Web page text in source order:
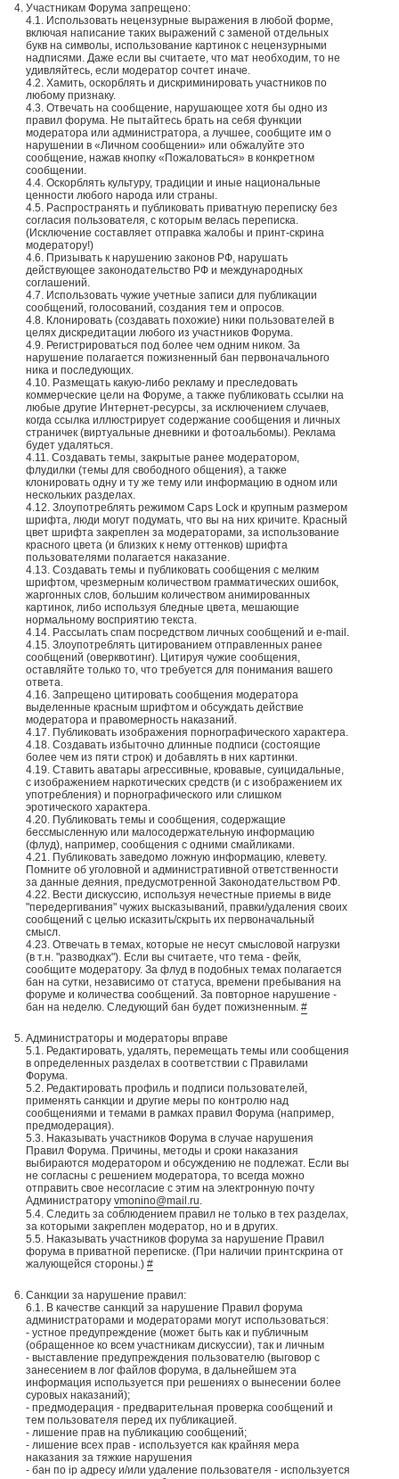
Участникам Форума запрещено:
4.1. Использовать нецензурные выражения в любой форме,
включая написание таких выражений с заменой отдельных
букв на символы, использование картинок с нецензурными
надписями. Даже если вы считаете, что мат необходим, то не
удивляйтесь, если модератор сочтет иначе.
4.2. Хамить, оскорблять и дискриминировать участников по
любому признаку.
4.3. Отвечать на сообщение, нарушающее хотя бы одно из
правил форума. Не пытайтесь брать на себя функции
модератора или администратора, а лучшее, сообщите им о
нарушении в «Личном сообщении» или обжалуйте это
сообщение, нажав кнопку «Пожаловаться» в конкретном
сообщении.
4.4. Оскорблять культуру, традиции и иные национальные
ценности любого народа или страны.
4.5. Распространять и публиковать приватную переписку без
согласия пользователя, с которым велась переписка.
(Исключение составляет отправка жалобы и принт-скрина
модератору!)
4.6. Призывать к нарушению законов РФ, нарушать
действующее законодательство РФ и международных
соглашений.
4.7. Использовать чужие учетные записи для публикации
сообщений, голосований, создания тем и опросов.
4.8. Клонировать (создавать похожие) ники пользователей в
целях дискредитации любого из участников Форума.
4.9. Регистрироваться под более чем одним ником. За
нарушение полагается пожизненный бан первоначального
ника и последующих.
4.10. Размещать какую-либо рекламу и преследовать
коммерческие цели на Форуме, а также публиковать ссылки на
любые другие Интернет-ресурсы, за исключением случаев,
когда ссылка иллюстрирует содержание сообщения и личных
страничек (виртуальные дневники и фотоальбомы). Реклама
будет удаляться.
4.11. Создавать темы, закрытые ранее модератором,
флудилки (темы для свободного общения), а также
клонировать одну и ту же тему или информацию в одном или
нескольких разделах.
4.12. Злоупотреблять режимом Caps Lock и крупным размером
шрифта, люди могут подумать, что вы на них кричите. Красный
цвет шрифта закреплен за модераторами, за использование
красного цвета (и близких к нему оттенков) шрифта
пользователями полагается наказание.
4.13. Создавать темы и публиковать сообщения с мелким
шрифтом, чрезмерным количеством грамматических ошибок,
жаргонных слов, большим количеством анимированных
картинок, либо используя бледные цвета, мешающие
нормальному восприятию текста.
4.14. Рассылать спам посредством личных сообщений и e-mail.
4.15. Злоупотреблять цитированием отправленных ранее
сообщений (оверквотинг). Цитируя чужие сообщения,
оставляйте только то, что требуется для понимания вашего
ответа.
4.16. Запрещено цитировать сообщения модератора
выделенные красным шрифтом и обсуждать действие
модератора и правомерность наказаний.
4.17. Публиковать изображения порнографического характера.
4.18. Создавать избыточно длинные подписи (состоящие
более чем из пяти строк) и добавлять в них картинки.
4.19. Ставить аватары агрессивные, кровавые, суицидальные,
с изображением наркотических средств (и с изображением их
употребления) и порнографического или слишком
эротического характера.
4.20. Публиковать темы и сообщения, содержащие
бессмысленную или малосодержательную информацию
(флуд), например, сообщения с одними смайликами.
4.21. Публиковать заведомо ложную информацию, клевету.
Помните об уголовной и административной ответственности
за данные деяния, предусмотренной Законодательством РФ.
4.22. Вести дискуссию, используя нечестные приемы в виде
"передергивания" чужих высказываний, правки/удаления своих
сообщений с целью исказить/скрыть их первоначальный
смысл.
4.23. Отвечать в темах, которые не несут смысловой нагрузки
(в т.н. "разводках"). Если вы считаете, что тема - фейк,
сообщите модератору. За флуд в подобных темах полагается
бан на сутки, независимо от статуса, времени пребывания на
форуме и количества сообщений. За повторное нарушение -
бан на неделю. Следующий бан будет пожизненным. #
Администраторы и модераторы вправе
5.1. Редактировать, удалять, перемещать темы или сообщения
в определенных разделах в соответствии с Правилами
Форума.
5.2. Редактировать профиль и подписи пользователей,
применять санкции и другие меры по контролю над
сообщениями и темами в рамках правил Форума (например,
предмодерация).
5.3. Наказывать участников Форума в случае нарушения
Правил Форума. Причины, методы и сроки наказания
выбираются модератором и обсуждению не подлежат. Если вы
не согласны с решением модератора, то всегда можно
отправить свое несогласие с этим на электронную почту
Администратору vmonino@mail.ru.
5.4. Следить за соблюдением правил не только в тех разделах,
за которыми закреплен модератор, но и в других.
5.5. Наказывать участников форума за нарушение Правил
форума в приватной переписке. (При наличии принтскрина от
жалующейся стороны.) #
Санкции за нарушение правил:
6.1. В качестве санкций за нарушение Правил форума
администраторами и модераторами могут использоваться:
- устное предупреждение (может быть как и публичным
(обращенное ко всем участникам дискуссии), так и личным
- выставление предупреждения пользователю (выговор с
занесением в лог файлов форума, в дальнейшем эта
информация используется при решениях о вынесении более
суровых наказаний);
- предмодерация - предварительная проверка сообщений и
тем пользователя перед их публикацией.
- лишение прав на публикацию сообщений;
- лишение всех прав - используется как крайняя мера
наказания за тяжкие нарушения
- бан по ip адресу и/или удаление пользователя - используется